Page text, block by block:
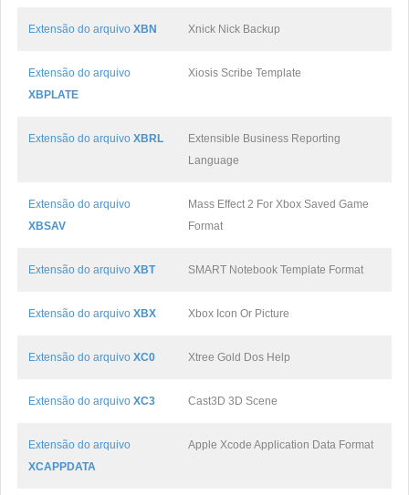
Extensão do arquivo XBN Xnick Nick Backup
Extensão do arquivo
XBPLATE
Xiosis Scribe Template
Extensão do arquivo XBRL
Extensible Business Reporting
Language
Extensão do arquivo
XBSAV
Mass Effect 2 For Xbox Saved Game
Format
Extensão do arquivo XBT SMART Notebook Template Format
Extensão do arquivo XBX Xbox Icon Or Picture
Extensão do arquivo XC0 Xtree Gold Dos Help
Extensão do arquivo XC3 Cast3D 3D Scene
Extensão do arquivo
XCAPPDATA
Apple Xcode Application Data Format